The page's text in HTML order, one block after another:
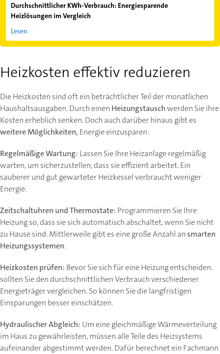
Heizkosten effektiv reduzieren
Die Heizkosten sind oft ein beträchtlicher Teil der monatlichen
Haushaltsausgaben. Durch einen Heizungstauschwerden Sie ihre
Kosten erheblich senken. Doch auch darüber hinaus gibt es
weitere Möglichkeiten, Energie einzusparen:
Regelmäßige Wartung: Lassen Sie Ihre Heizanlage regelmäßig
warten, um sicherzustellen, dass sie effizient arbeitet. Ein
sauberer und gut gewarteter Heizkessel verbraucht weniger
Energie.
Zeitschaltuhren und Thermostate: Programmieren Sie Ihre
Heizung so, dass sie sich automatisch abschaltet, wenn Sie nicht
zu Hause sind. Mittlerweile gibt es eine große Anzahl ansmarten
Heizungssystemen.
Heizkosten prüfen: Bevor Sie sich für eine Heizung entscheiden.
sollten Sie den durchschnittlichen Verbrauch verschiedener
Energieträger vergleichen. So können Sie die langfristigen
Einsparungen besser einschätzen.
Hydraulischer Abgleich: Um eine gleichmäßige Wärmeverteilung
im Haus zu gewährleisten, müssen alle Teile des Heizsystems
aufeinander abgestimmt werden. Dafür berechnet ein Fachmann
Durchschnittlicher KWh-Verbrauch: Energiesparende
Heizlösungen im Vergleich
Lesen